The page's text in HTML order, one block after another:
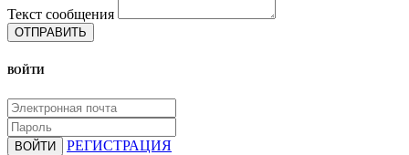
Текст сообщения
ОТПРАВИТЬ
ВОЙТИ
ВОЙТИ
РЕГИСТРАЦИЯ